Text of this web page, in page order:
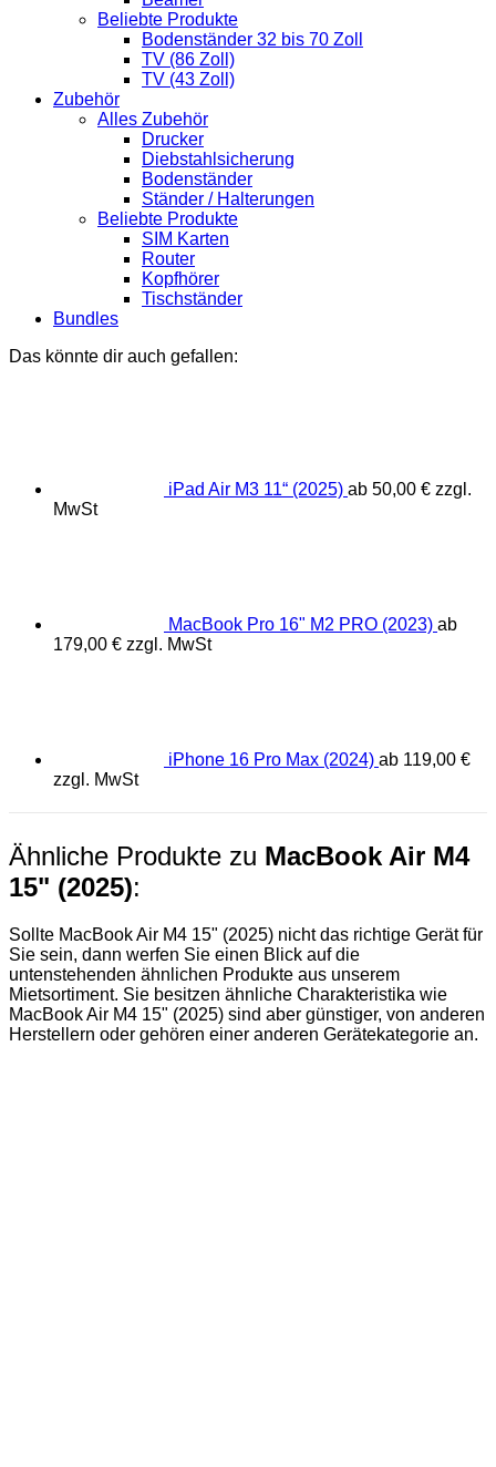
Beliebte Produkte
Bodenständer 32 bis 70 Zoll
TV (86 Zoll)
TV (43 Zoll)
Zubehör
Alles Zubehör
Drucker
Diebstahlsicherung
Bodenständer
Ständer / Halterungen
Beliebte Produkte
SIM Karten
Router
Kopfhörer
Tischständer
Bundles
Das könnte dir auch gefallen:
iPad Air M3 11“ (2025) ab 50,00 € zzgl.
MwSt
MacBook Pro 16" M2 PRO (2023) ab
179,00 € zzgl. MwSt
iPhone 16 Pro Max (2024) ab 119,00 €
zzgl. MwSt
Ähnliche Produkte zu MacBook Air M4
15" (2025):
Sollte MacBook Air M4 15" (2025) nicht das richtige Gerät für
Sie sein, dann werfen Sie einen Blick auf die
untenstehenden ähnlichen Produkte aus unserem
Mietsortiment. Sie besitzen ähnliche Charakteristika wie
MacBook Air M4 15" (2025) sind aber günstiger, von anderen
Herstellern oder gehören einer anderen Gerätekategorie an.